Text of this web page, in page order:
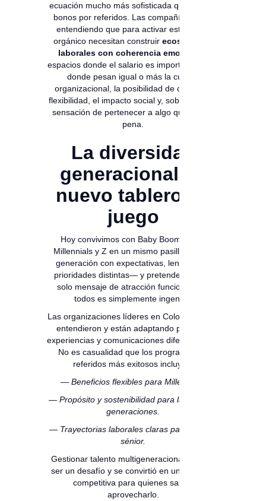
ecuación mucho más sofisticada que ofrecer
bonos por referidos. Las compañías están
entendiendo que para activar este motor
orgánico necesitan construir ecosistemas
laborales con coherencia emocional
espacios donde el salario es importante, pero
donde pesan igual o más la cultura
organizacional, la posibilidad de crecer, la
flexibilidad, el impacto social y, sobre todo, la
sensación de pertenecer a algo que vale la
pena.
La diversidad
generacional: el
nuevo tablero de
juego
Hoy convivimos con Baby Boomers, X,
Millennials y Z en un mismo pasillo —cada
generación con expectativas, lenguajes y
prioridades distintas— y pretender que un
solo mensaje de atracción funcione para
todos es simplemente ingenuo.
Las organizaciones líderes en Colombia ya lo
entendieron y están adaptando políticas,
experiencias y comunicaciones diferenciadas.
No es casualidad que los programas de
referidos más exitosos incluyan:
— Beneficios flexibles para Millennials.
— Propósito y sostenibilidad para las nuevas
generaciones.
— Trayectorias laborales claras para perfiles
sénior.
Gestionar talento multigeneracional dejó de
ser un desafío y se convirtió en una ventaja
competitiva para quienes saben
aprovecharlo.